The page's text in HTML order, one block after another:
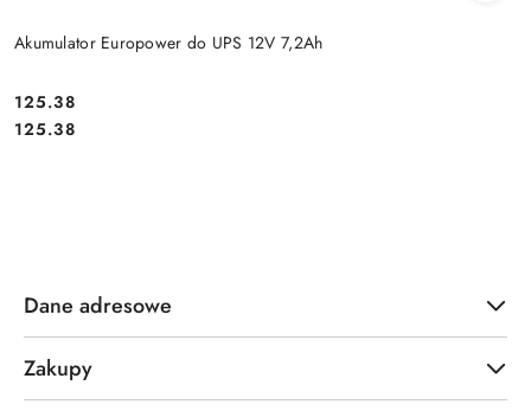
Akumulator Europower do UPS 12V 7,2Ah
Cena:
125.38
Cena:
125.38
Dane adresowe
Zakupy